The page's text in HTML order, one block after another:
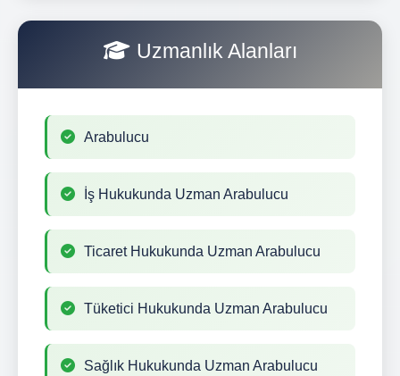
Uzmanlık Alanları
Arabulucu
İş Hukukunda Uzman Arabulucu
Ticaret Hukukunda Uzman Arabulucu
Tüketici Hukukunda Uzman Arabulucu
Sağlık Hukukunda Uzman Arabulucu